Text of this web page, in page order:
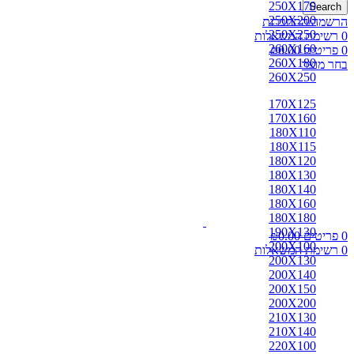
Search
הרשמה/התחברות
0 רשימת המשאלות
0 פריטים ₪0.00
בחר מוצר
0 פריטים ₪0.00
0 רשימת המשאלות
250X170
250X200
250X250
260X160
260X180
260X250
170X125
170X160
180X110
180X115
180X120
180X130
180X140
180X160
180X180
190X130
200X100
200X130
200X140
200X150
200X200
210X130
210X140
220X100